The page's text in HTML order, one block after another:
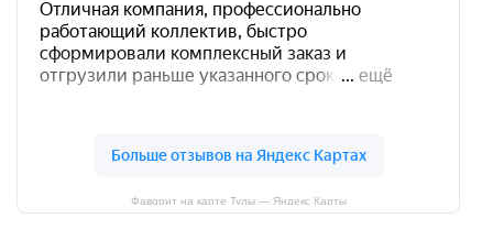
Фаворит на карте Тулы — Яндекс Карты